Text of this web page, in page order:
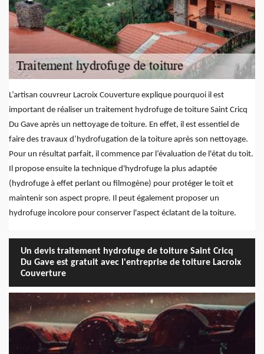
L’artisan couvreur Lacroix Couverture explique pourquoi il est
important de réaliser un traitement hydrofuge de toiture Saint Cricq
Du Gave après un nettoyage de toiture. En effet, il est essentiel de
faire des travaux d’hydrofugation de la toiture après son nettoyage.
Pour un résultat parfait, il commence par l’évaluation de l'état du toit.
Il propose ensuite la technique d'hydrofuge la plus adaptée
(hydrofuge à effet perlant ou filmogène) pour protéger le toit et
maintenir son aspect propre. Il peut également proposer un
hydrofuge incolore pour conserver l'aspect éclatant de la toiture.
Un devis traitement hydrofuge de toiture Saint Cricq
Du Gave est gratuit avec l'entreprise de toiture Lacroix
Couverture